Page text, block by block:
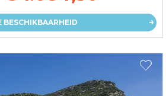
BESCHIKBAARHEID